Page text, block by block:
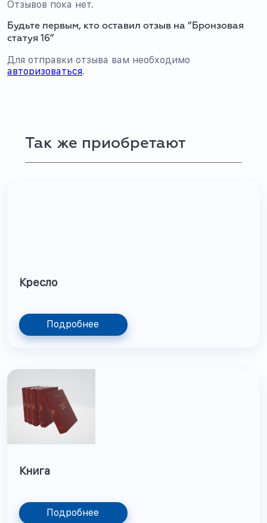
Отзывов пока нет.
Будьте первым, кто оставил отзыв на “Бронзовая
статуя 16”
Для отправки отзыва вам необходимо
авторизоваться.
Так же приобретают
Кресло
Подробнее
Книга
Подробнее